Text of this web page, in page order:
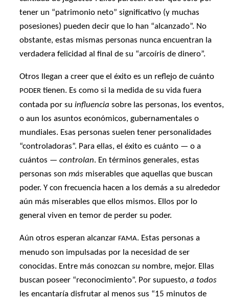
tener un “patrimonio neto” significativo (y muchas
posesiones) pueden decir que lo han “alcanzado”. No
obstante, estas mismas personas nunca encuentran la
verdadera felicidad al final de su “arcoíris de dinero”.
Otros llegan a creer que el éxito es un reflejo de cuánto
PODER tienen. Es como si la medida de su vida fuera
contada por suinfluencia sobre las personas, los eventos,
o aun los asuntos económicos, gubernamentales o
mundiales. Esas personas suelen tener personalidades
“controladoras”. Para ellas, el éxito es cuánto — o a
cuántos —controlan. En términos generales, estas
personas sonmás miserables que aquellas que buscan
poder. Y con frecuencia hacen a los demás a su alrededor
aún más miserables que ellos mismos. Ellos por lo
general viven en temor de perder su poder.
Aún otros esperan alcanzar FAMA. Estas personas a
menudo son impulsadas por la necesidad de ser
conocidas. Entre más conozcansu nombre, mejor. Ellas
buscan poseer “reconocimiento”. Por supuesto,a todos
les encantaría disfrutar al menos sus “15 minutos de